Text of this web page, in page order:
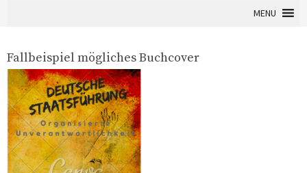
MENU
Fallbeispiel mögliches Buchcover